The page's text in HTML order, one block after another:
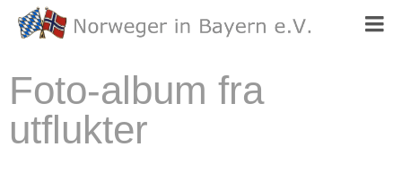
Foto-album fra
utflukter